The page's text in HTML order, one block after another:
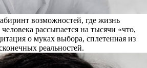
возможностей, где жизнь
рассыпается на тысячи «что,
о муках выбора, сплетенная из
реальностей.